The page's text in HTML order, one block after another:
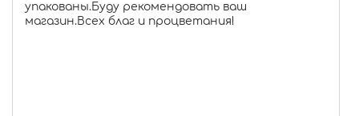
упакованы.Буду рекомендовать ваш
магазин.Всех благ и процветания!